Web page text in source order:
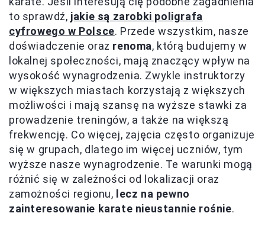
to sprawdź, jakie są zarobki poligrafa
cyfrowego w Polsce. Przede wszystkim, nasze
doświadczenie oraz renoma, którą budujemy w
lokalnej społeczności, mają znaczący wpływ na
wysokość wynagrodzenia. Zwykle instruktorzy
w większych miastach korzystają z większych
możliwości i mają szansę na wyższe stawki za
prowadzenie treningów, a także na większą
frekwencję. Co więcej, zajęcia często organizuje
się w grupach, dlatego im więcej uczniów, tym
wyższe nasze wynagrodzenie. Te warunki mogą
różnić się w zależności od lokalizacji oraz
zamożności regionu, lecz na pewno
zainteresowanie karate nieustannie rośnie.